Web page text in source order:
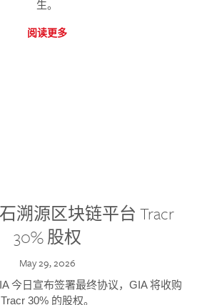
生。
阅读更多
溯源区块链平台 Tracr
30% 股权
May 29, 2026
今日宣布签署最终协议，GIA 将收购
Tracr 30% 的股权。